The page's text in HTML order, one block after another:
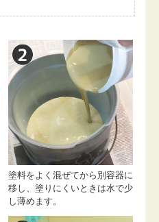
塗料をよく混ぜてから別容器に
移し、塗りにくいときは水で少
し薄めます。